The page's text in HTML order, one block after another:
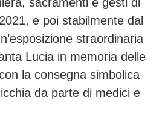
e poi stabilmente dal
straordinaria
Lucia in memoria delle
la consegna simbolica
da parte di medici e